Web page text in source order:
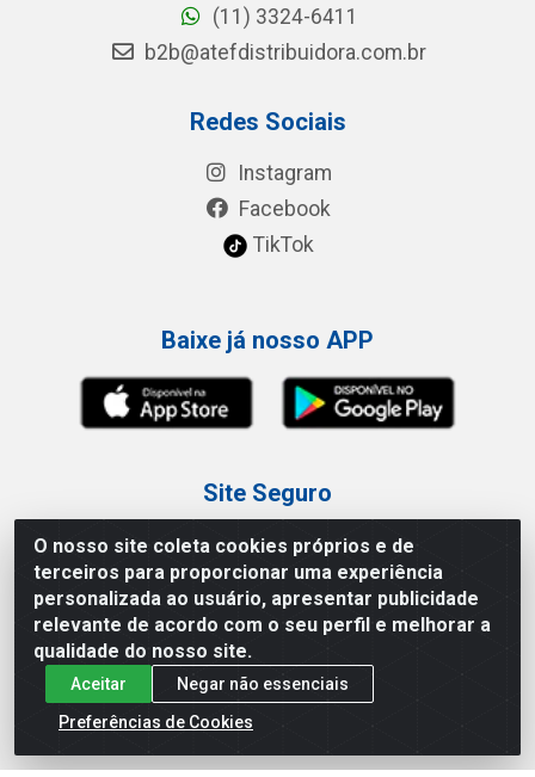
O nosso site coleta cookies próprios e de
terceiros para proporcionar uma experiência
personalizada ao usuário, apresentar publicidade
relevante de acordo com o seu perfil e melhorar a
qualidade do nosso site.
Aceitar
Negar não essenciais
Preferências de Cookies
(11) 3324-6411
b2b@atefdistribuidora.com.br
Redes Sociais
Instagram
Facebook
TikTok
Baixe já nosso APP
Site Seguro
Loja / Showroom
Tel.: (11) 3227-0546
Av Vautier, 587/597 - Pari - São Paulo/SP